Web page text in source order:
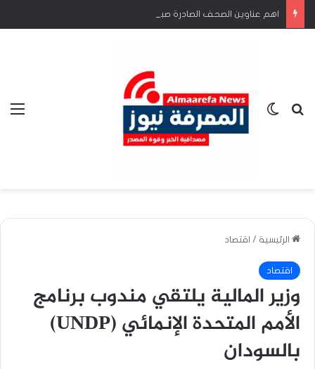
اهم عناوين الصحف الصادرة صباح اليوم الجمعة 7اغسطس
بحث عنالوضع المظلم
الرئيسية / اقتصاد
اقتصاد
وزير المالية يلتقي مندوب برنامج
الأمم المتحدة الإنمائي (UNDP)
بالسودان